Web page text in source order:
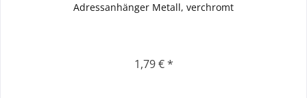
Adressanhänger Metall, verchromt
1,79 € *